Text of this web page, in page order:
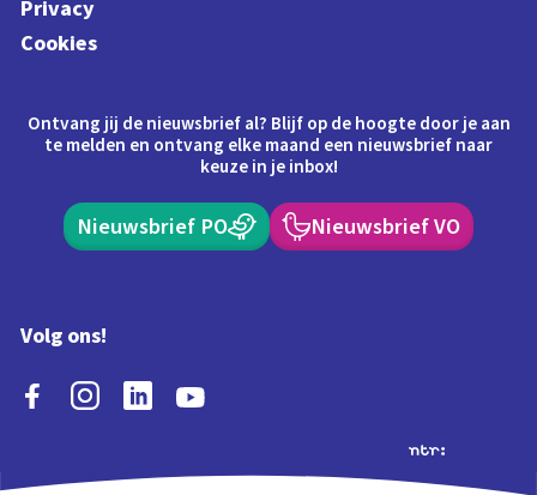
Privacy
Cookies
Ontvang jij de nieuwsbrief al? Blijf op de hoogte door je aan
te melden en ontvang elke maand een nieuwsbrief naar
keuze in je inbox!
Nieuwsbrief PO Nieuwsbrief VO
Volg ons!